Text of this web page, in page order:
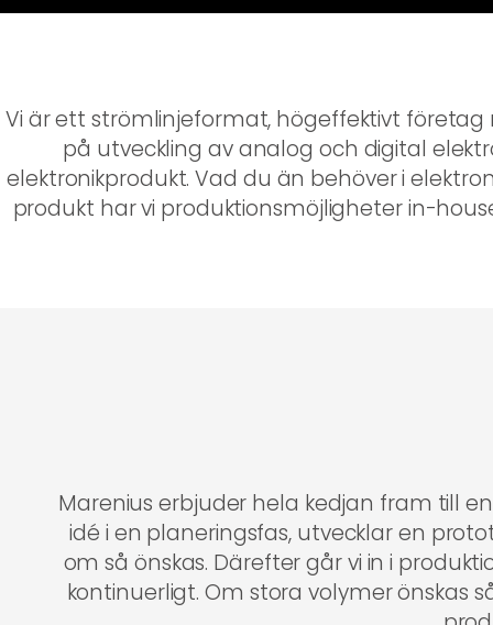
Vi är ett strömlinjeformat, högeffektivt
på utveckling av analog och digital
elektronikprodukt. Vad du än behöver i
produkt har vi produktionsmöjligheter in-
Marenius erbjuder hela kedjan fram till
idé i en planeringsfas, utvecklar en
om så önskas. Därefter går vi in i
kontinuerligt. Om stora volymer önskas